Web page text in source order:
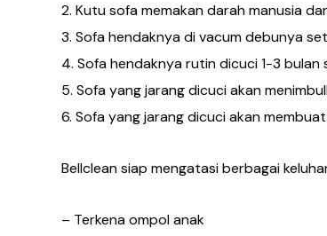
2. Kutu sofa memakan darah manusia
3. Sofa hendaknya di vacum debunya
4. Sofa hendaknya rutin dicuci 1-3 bulan
5. Sofa yang jarang dicuci akan
6. Sofa yang jarang dicuci akan
Bellclean siap mengatasi berbagai
– Terkena ompol anak